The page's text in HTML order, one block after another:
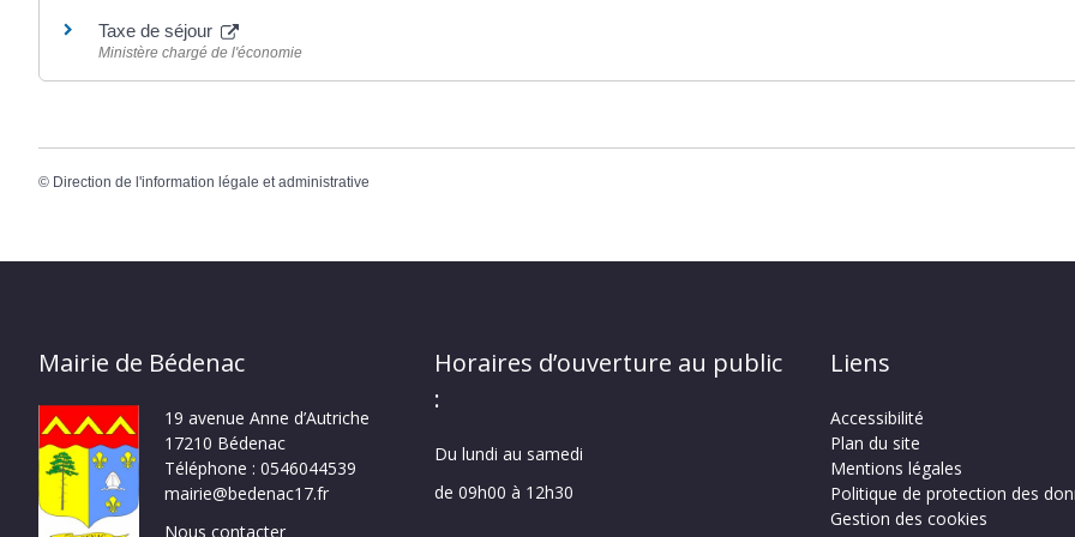
Taxe de séjour
Ministère chargé de l'économie
© Direction de l'information légale et administrative
Mairie de Bédenac
19 avenue Anne d’Autriche
17210 Bédenac
Téléphone : 0546044539
mairie@bedenac17.fr
Nous contacter
Horaires d’ouverture au public
:
Du lundi au samedi
de 09h00 à 12h30
Liens
Accessibilité
Plan du site
Mentions légales
Politique de protection des
Gestion des cookies